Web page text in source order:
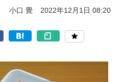
小口 覺 2022年12月1日 08:20